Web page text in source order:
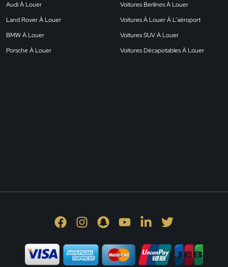
Audi À Louer
Land Rover À Louer
BMW À Louer
Porsche À Louer
Voitures Berlines À Louer
Voitures À Louer À L’aéroport
Voitures SUV À Louer
Voitures Décapotables À Louer